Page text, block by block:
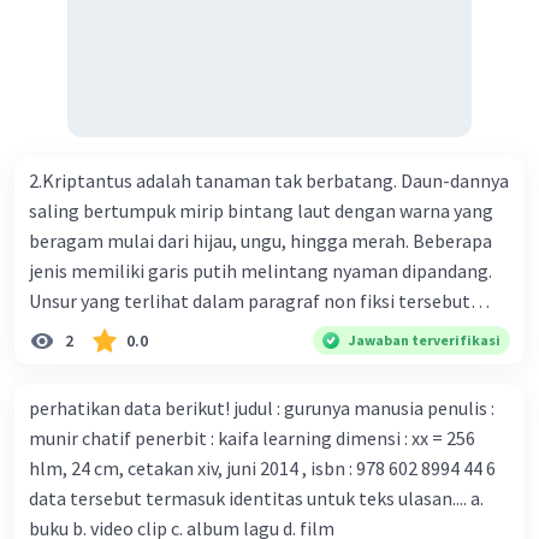
bersama sejumlah perusahaan biotek dan vaksin.
Beberapa waktu lalu, Kepala Laboratorium Identifikasi
Virus dari Institut Peter Doherty untuk Infeksi dan
kekebalan, Melbourne, Julian Druce, menyatakan mereka
mengembangkan virus Corona versi laboratorium dari
tubuh pasien yang terinfeksi untuk uji coba. Tanggapan
yang sesuai dengan berita tersebut adalah ... A.
serangan virus Corona dengan menemukan vaksin virus
tersebut. B. Para ilmuan perlu segera mempelajari virus
corona yang menjadi masalah besar bagi kesehatan dunia
karena persebarannya sangat cepat. C. Masyarakat perlu
mawas diri dan menjaga kesehatan dalam menghadapi
2.Kriptantus adalah tanaman tak berbatang. Daun-dannya
saling bertumpuk mirip bintang laut dengan warna yang
beragam mulai dari hijau, ungu, hingga merah. Beberapa
jenis memiliki garis putih melintang nyaman dipandang.
Unsur yang terlihat dalam paragraf non fiksi tersebut
adalah... A. cara menyajikan isi buku B. bahasa yang
digunakan C. tokoh dan penokohan D. penyajian alur cerita
2 0.0 Jawaban terverifikasi
perhatikan data berikut! judul : gurunya manusia penulis :
munir chatif penerbit : kaifa learning dimensi : xx = 256
hlm, 24 cm, cetakan xiv, juni 2014 , isbn : 978 602 8994 44 6
data tersebut termasuk identitas untuk teks ulasan.... a.
buku b. video clip c. album lagu d. film